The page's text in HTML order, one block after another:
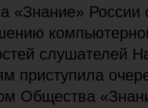
«Знание» России
слушателей
приступила
Общества